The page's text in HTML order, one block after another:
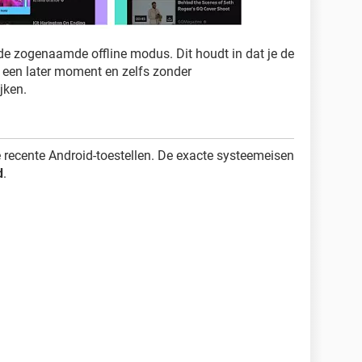
zogenaamde offline modus. Dit houdt in dat je de
later moment en zelfs zonder
Android-toestellen. De exacte systeemeisen
.